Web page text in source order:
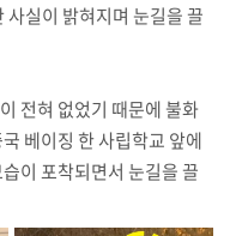
실이 밝혀지며 눈길을 끌
전혀 없었기 때문에 불화
베이징 한 사립학교 앞에
이 포착되면서 눈길을 끌